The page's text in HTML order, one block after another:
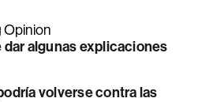
Opinion
dar algunas explicaciones
volverse contra las